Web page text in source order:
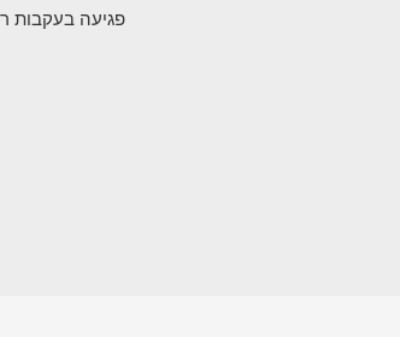
פגיעה בעקבות